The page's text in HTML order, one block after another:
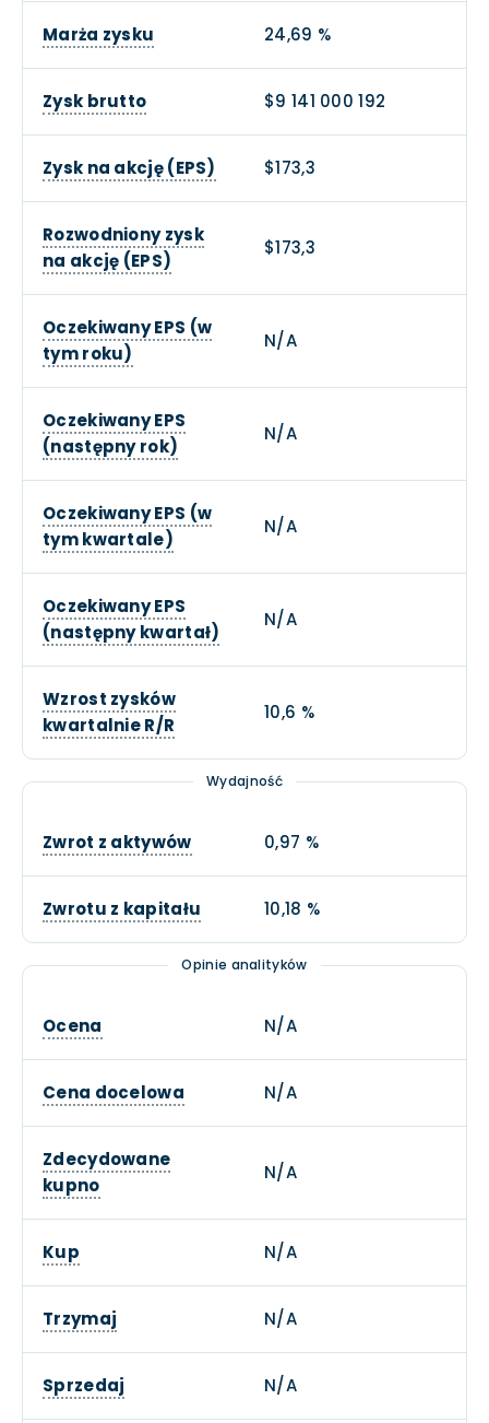
Marża zysku 24,69 %
Zysk brutto $9 141 000 192
Zysk na akcję (EPS) $173,3
Rozwodniony zysk
na akcję (EPS)
$173,3
Oczekiwany EPS (w
tym roku)
N/A
Oczekiwany EPS
(następny rok)
N/A
Oczekiwany EPS (w
tym kwartale)
N/A
Oczekiwany EPS
(następny kwartał)
N/A
Wzrost zysków
kwartalnie R/R
10,6 %
Wydajność
Zwrot z aktywów 0,97 %
Zwrotu z kapitału 10,18 %
Opinie analityków
Ocena N/A
Cena docelowa N/A
Zdecydowane
kupno
N/A
Kup N/A
Trzymaj N/A
Sprzedaj N/A